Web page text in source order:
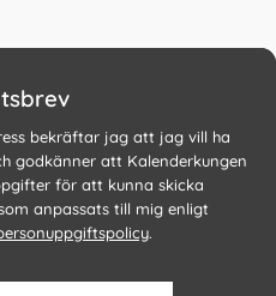
bekräftar jag att jag vill ha
godkänner att Kalenderkungen
för att kunna skicka
anpassats till mig enligt
.